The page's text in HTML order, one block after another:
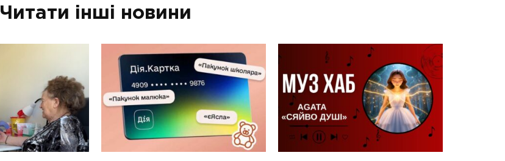
Читати інші новини